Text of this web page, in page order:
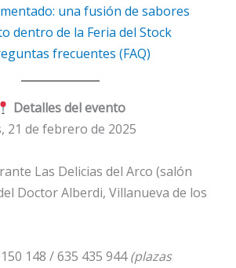
una fusión de sabores
dentro de la Feria del Stock
frecuentes (FAQ)
Detalles del evento
21 de febrero de 2025
Las Delicias del Arco (salón
Doctor Alberdi, Villanueva de los
148 / 635 435 944(plazas